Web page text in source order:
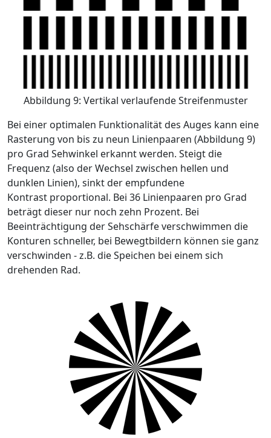
Abbildung 9: Vertikal verlaufende Streifenmuster
Bei einer optimalen Funktionalität des Auges kann eine
Rasterung von bis zu neun Linienpaaren (Abbildung 9)
pro Grad Sehwinkel erkannt werden. Steigt die
Frequenz (also der Wechsel zwischen hellen und
dunklen Linien), sinkt der empfundene
Kontrast proportional. Bei 36 Linienpaaren pro Grad
beträgt dieser nur noch zehn Prozent. Bei
Beeinträchtigung der Sehschärfe verschwimmen die
Konturen schneller, bei Bewegtbildern können sie ganz
verschwinden - z.B. die Speichen bei einem sich
drehenden Rad.